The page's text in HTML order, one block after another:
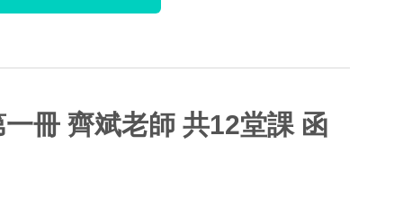
冊 齊斌老師 共12堂課 函